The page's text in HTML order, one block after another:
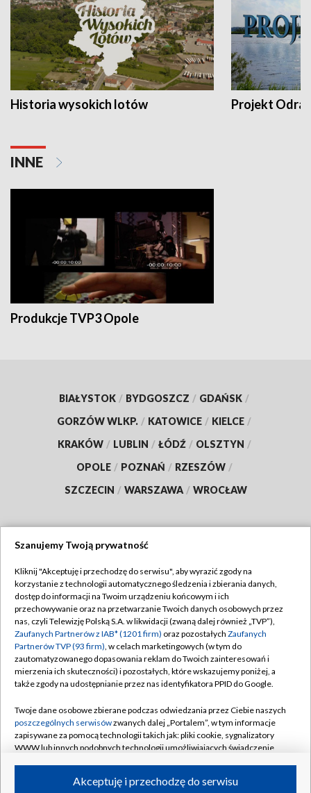
Historia wysokich lotów Projekt Odra
INNE
Produkcje TVP3 Opole
BIAŁYSTOK / BYDGOSZCZ / GDAŃSK /
GORZÓW WLKP. / KATOWICE / KIELCE /
KRAKÓW / LUBLIN / ŁÓDŹ / OLSZTYN /
OPOLE / POZNAŃ / RZESZÓW /
SZCZECIN / WARSZAWA / WROCŁAW
TVP
Abonament TVP
Emisja w TVP
Centrum informacji TVP
Naziemna Telewizja Cyfrowa
Rada Programowa
System NOS
Informacje o nadawcy
Program dla prasy
Regulamin TVP
Polityka prywatności
Moje zgody
Pomoc
Kontakt
Kanały
Szanujemy Twoją prywatność
Kliknij "Akceptuję i przechodzę do serwisu", aby wyrazić zgody na
korzystanie z technologii automatycznego śledzenia i zbierania danych,
dostęp do informacji na Twoim urządzeniu końcowym i ich
przechowywanie oraz na przetwarzanie Twoich danych osobowych przez
nas, czyli Telewizję Polską S.A. w likwidacji (zwaną dalej również „TVP”),
Zaufanych Partnerów z IAB* (1201 firm) oraz pozostałych Zaufanych
Partnerów TVP (93 firm), w celach marketingowych (w tym do
zautomatyzowanego dopasowania reklam do Twoich zainteresowań i
mierzenia ich skuteczności) i pozostałych, które wskazujemy poniżej, a
także zgody na udostępnianie przez nas identyfikatora PPID do Google.
Twoje dane osobowe zbierane podczas odwiedzania przez Ciebie naszych
poszczególnych serwisówzwanych dalej „Portalem”, w tym informacje
zapisywane za pomocą technologii takich jak: pliki cookie, sygnalizatory
WWW lub innych podobnych technologii umożliwiających świadczenie
ruchu w Internecie.Akceptuję i przechodzę do serwisu